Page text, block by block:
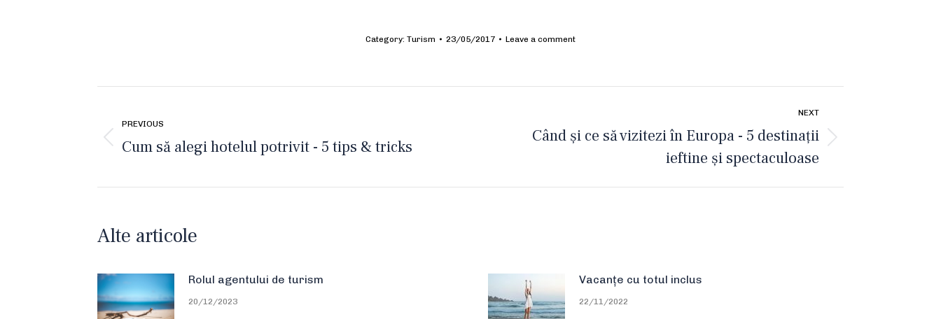
Category: Turism 23/05/2017 Leave a comment
navigation
PREVIOUS
Previous
Cum să alegi hotelul potrivit - 5 tips & tricks
NEXT
Când și ce să vizitezi în Europa - 5 destinații
ieftine și spectaculoase
Alte articole
Rolul agentului de turism
20/12/2023
Vacanțe cu totul inclus
22/11/2022